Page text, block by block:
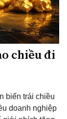
chiều đi
biến trái chiều
doanh nghiệp